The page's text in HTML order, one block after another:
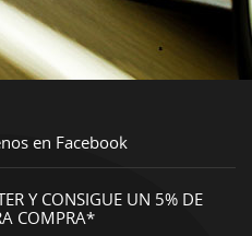
en Facebook
Y CONSIGUE UN 5% DE
COMPRA*